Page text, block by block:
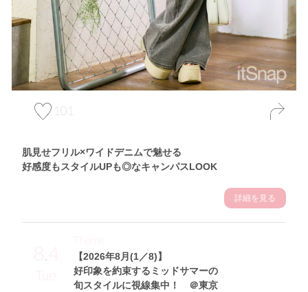
101
肌見せフリル×ワイドデニムで魅せる
好感度もスタイルUPも◎なキャンパスLOOK
詳細を見る
8.4
Tue
【2026年8月(1／8)】
好印象を約束するミッドサマーの
旬スタイルに視線集中！ ＠東京
Theme